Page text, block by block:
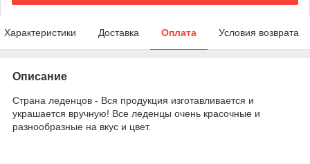
Характеристики Доставка Оплата Условия возврата
Описание
Страна леденцов - Вся продукция изготавливается и
украшается вручную! Все леденцы очень красочные и
разнообразные на вкус и цвет.